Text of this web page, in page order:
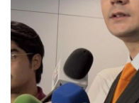
ดีไม่พอ
ส่วนที่กัมพูชาสื่อสารบิดเบือ
การที่เรารบกับกัมพูชาตา
ที่ไม่มีชาติอื่นมารู้ด้วยว่ากัม